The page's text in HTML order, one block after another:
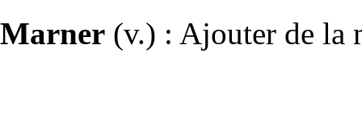
Marner (v.) : Ajouter de la